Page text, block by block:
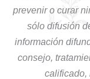
prevenir o curar
sólo difusión
información
consejo,
calificado,